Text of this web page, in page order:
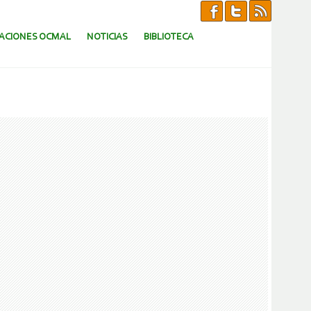
OCMAL NOTICIAS BIBLIOTECA